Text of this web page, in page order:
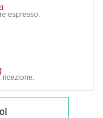
espresso.
ricezione.